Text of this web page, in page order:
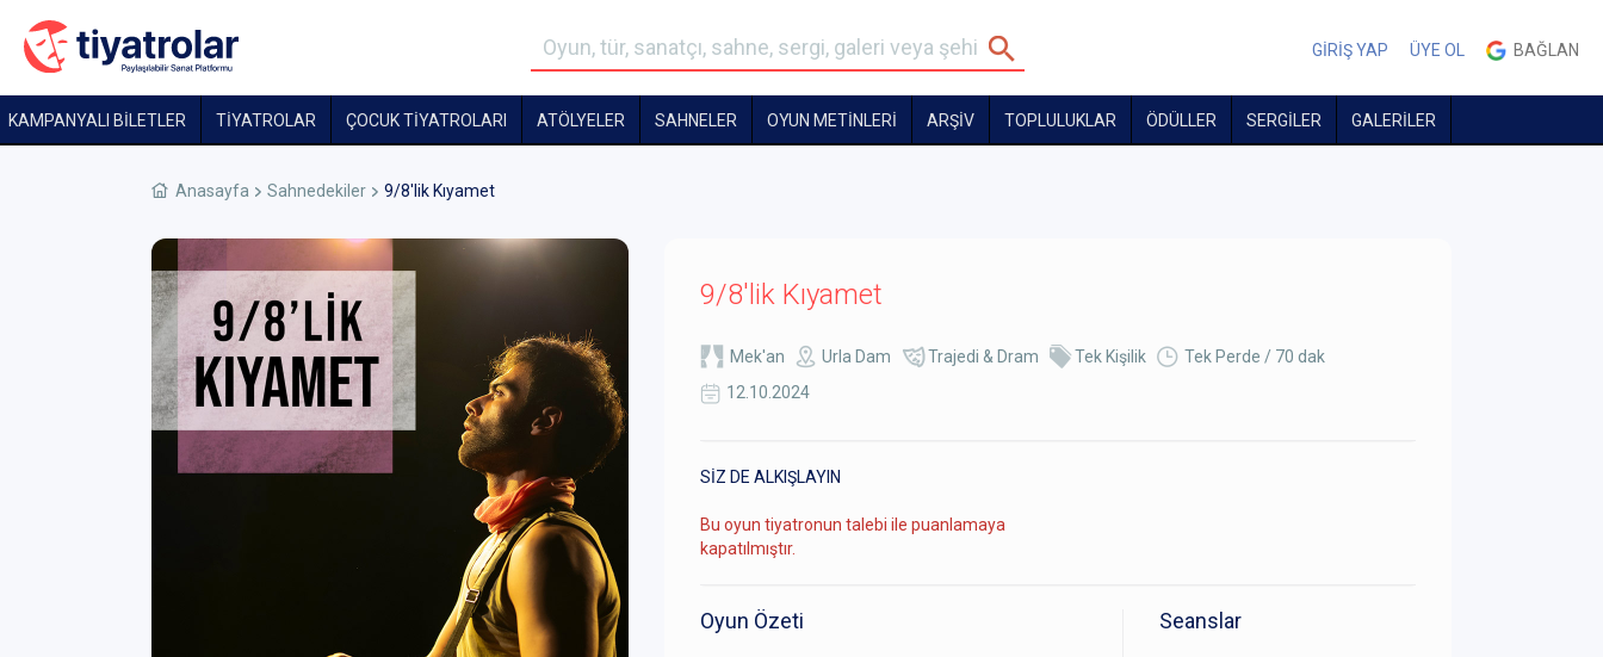
GİRİŞ YAP ÜYE OL BAĞLAN
KAMPANYALI BİLETLER TİYATROLAR ÇOCUK TIYATROLARI ATÖLYELER SAHNELER OYUN METİNLERİ ARŞİV TOPLULUKLAR ÖDÜLLER SERGİLER GALERİLER
Anasayfa Sahnedekiler 9/8'lik Kıyamet
9/8'lik Kıyamet
Mek'an Urla Dam Trajedi & Dram Tek Kişilik
Tek Perde / 70 dak
12.10.2024
SİZ DE ALKIŞLAYIN
Bu oyun tiyatronun talebi ile puanlamaya
kapatılmıştır.
Oyun Özeti Seanslar